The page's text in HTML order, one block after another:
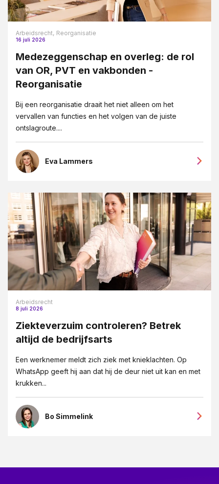
Arbeidsrecht, Reorganisatie
16 juli 2026
Medezeggenschap en overleg: de rol
van OR, PVT en vakbonden -
Reorganisatie
Bij een reorganisatie draait het niet alleen om het
vervallen van functies en het volgen van de juiste
ontslagroute....
Eva Lammers
Arbeidsrecht
8 juli 2026
Ziekteverzuim controleren? Betrek
altijd de bedrijfsarts
Een werknemer meldt zich ziek met knieklachten. Op
WhatsApp geeft hij aan dat hij de deur niet uit kan en met
krukken...
Bo Simmelink